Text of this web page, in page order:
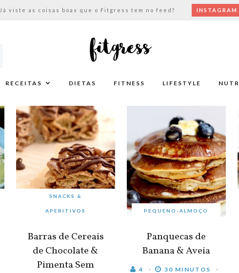
RECEITAS DIETAS FITNESS LIFESTYLE
SNACKS &
APERITIVOS
Barras de Cereais
de Chocolate &
Pimenta Sem
PEQUENO-ALMOÇO
Panquecas de
Banana & Aveia
4 30 MINUTOS
Já viste as coisas boas que o Fitgress tem no feed? INSTAGRAM